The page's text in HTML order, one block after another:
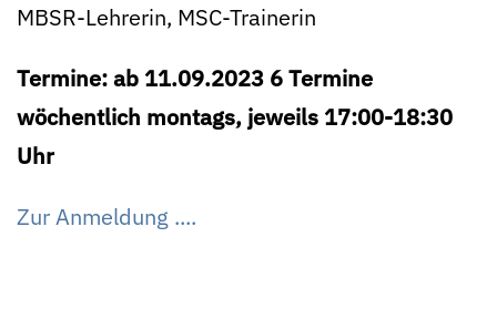
MBSR-Lehrerin, MSC-Trainerin
Termine: ab 11.09.2023 6 Termine
wöchentlich montags, jeweils 17:00-18:30
Uhr
Zur Anmeldung ....